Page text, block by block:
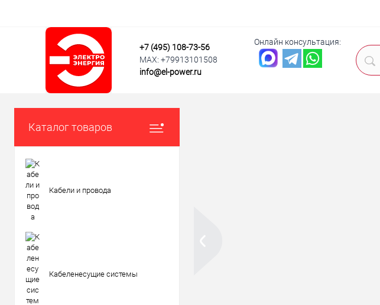
+7 (495) 108-73-56
MAX: +79913101508
info@el-power.ru
Онлайн консультация:
Каталог товаров
Кабели и провода
Кабеленесущие системы